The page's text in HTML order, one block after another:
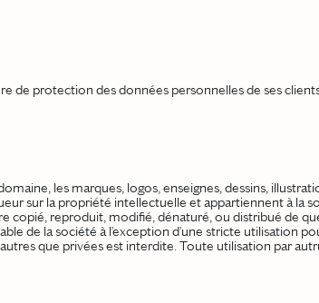
de protection des données personnelles de ses
les marques, logos, enseignes, dessins,
sur la propriété intellectuelle et appartiennent à la
copié, reproduit, modifié, dénaturé, ou distribué de
de la société à l’exception d’une stricte utilisation
que privées est interdite. Toute utilisation par